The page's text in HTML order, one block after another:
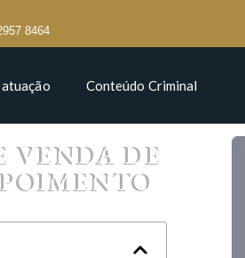
8464
Conteúdo Criminal
VENDA DE